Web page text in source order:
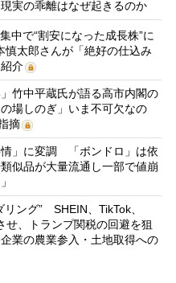
実の乖離はなぜ起きるのか
中で“割安になった成長株”に
太郎さんが「絶好の仕込み
介
竹中平蔵氏が語る高市内閣の
場しのぎ」いま不可欠なの
摘
」に変調 「ボンドロ」は依
似品が大量流通し一部で値崩
ング” SHEIN、TikTok、
、トランプ関税の回避を狙
業の農業参入・土地取得への